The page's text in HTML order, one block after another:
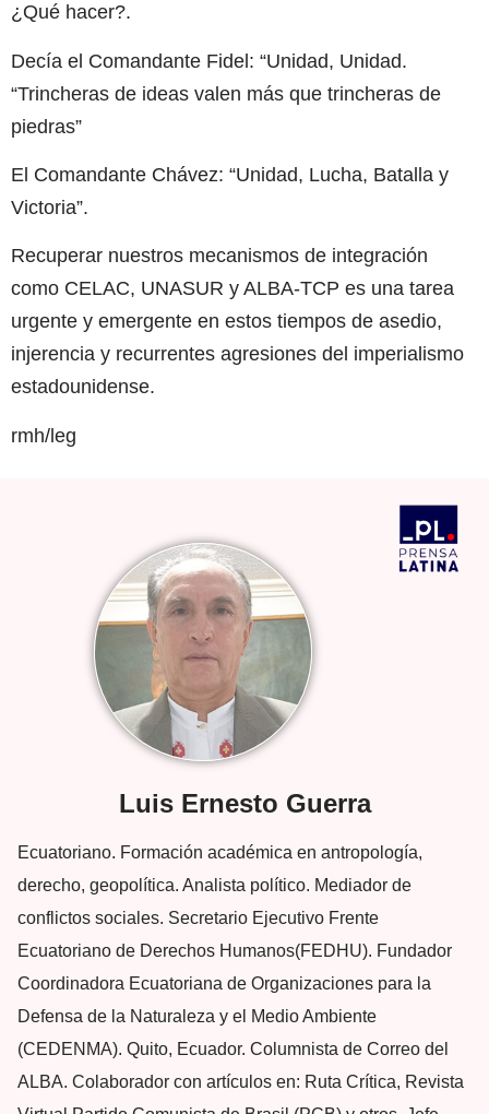
¿Qué hacer?.
Decía el Comandante Fidel: “Unidad, Unidad.
“Trincheras de ideas valen más que trincheras de
piedras”
El Comandante Chávez: “Unidad, Lucha, Batalla y
Victoria”.
Recuperar nuestros mecanismos de integración
como CELAC, UNASUR y ALBA-TCP es una tarea
urgente y emergente en estos tiempos de asedio,
injerencia y recurrentes agresiones del imperialismo
estadounidense.
rmh/leg
Luis Ernesto Guerra
Ecuatoriano. Formación académica en antropología,
derecho, geopolítica. Analista político. Mediador de
conflictos sociales. Secretario Ejecutivo Frente
Ecuatoriano de Derechos Humanos(FEDHU). Fundador
Coordinadora Ecuatoriana de Organizaciones para la
Defensa de la Naturaleza y el Medio Ambiente
(CEDENMA). Quito, Ecuador. Columnista de Correo del
ALBA. Colaborador con artículos en: Ruta Crítica, Revista